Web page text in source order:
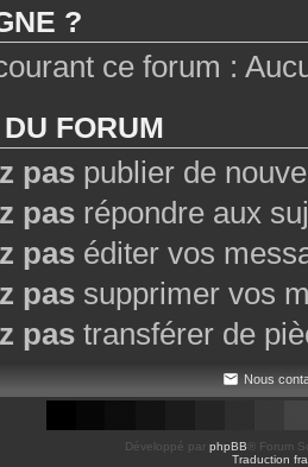
?
ce forum :
FORUM
pas publier de
pas répondre aux
pas éditer vos
pas supprimer vos
pas transférer de
Nous
Développé par phpBB ® Forum
Traduction